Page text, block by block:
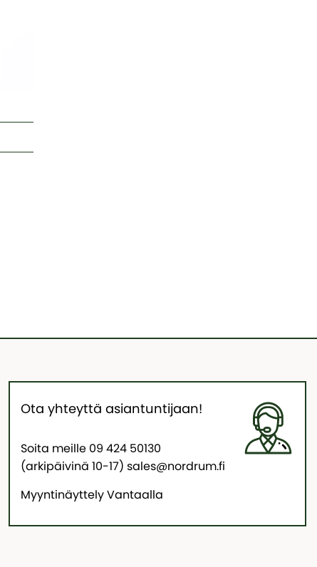
Ota yhteyttä asiantuntijaan!
Soita meille 09 424 50130
(arkipäivinä 10-17) sales@nordrum.fi
Myyntinäyttely Vantaalla